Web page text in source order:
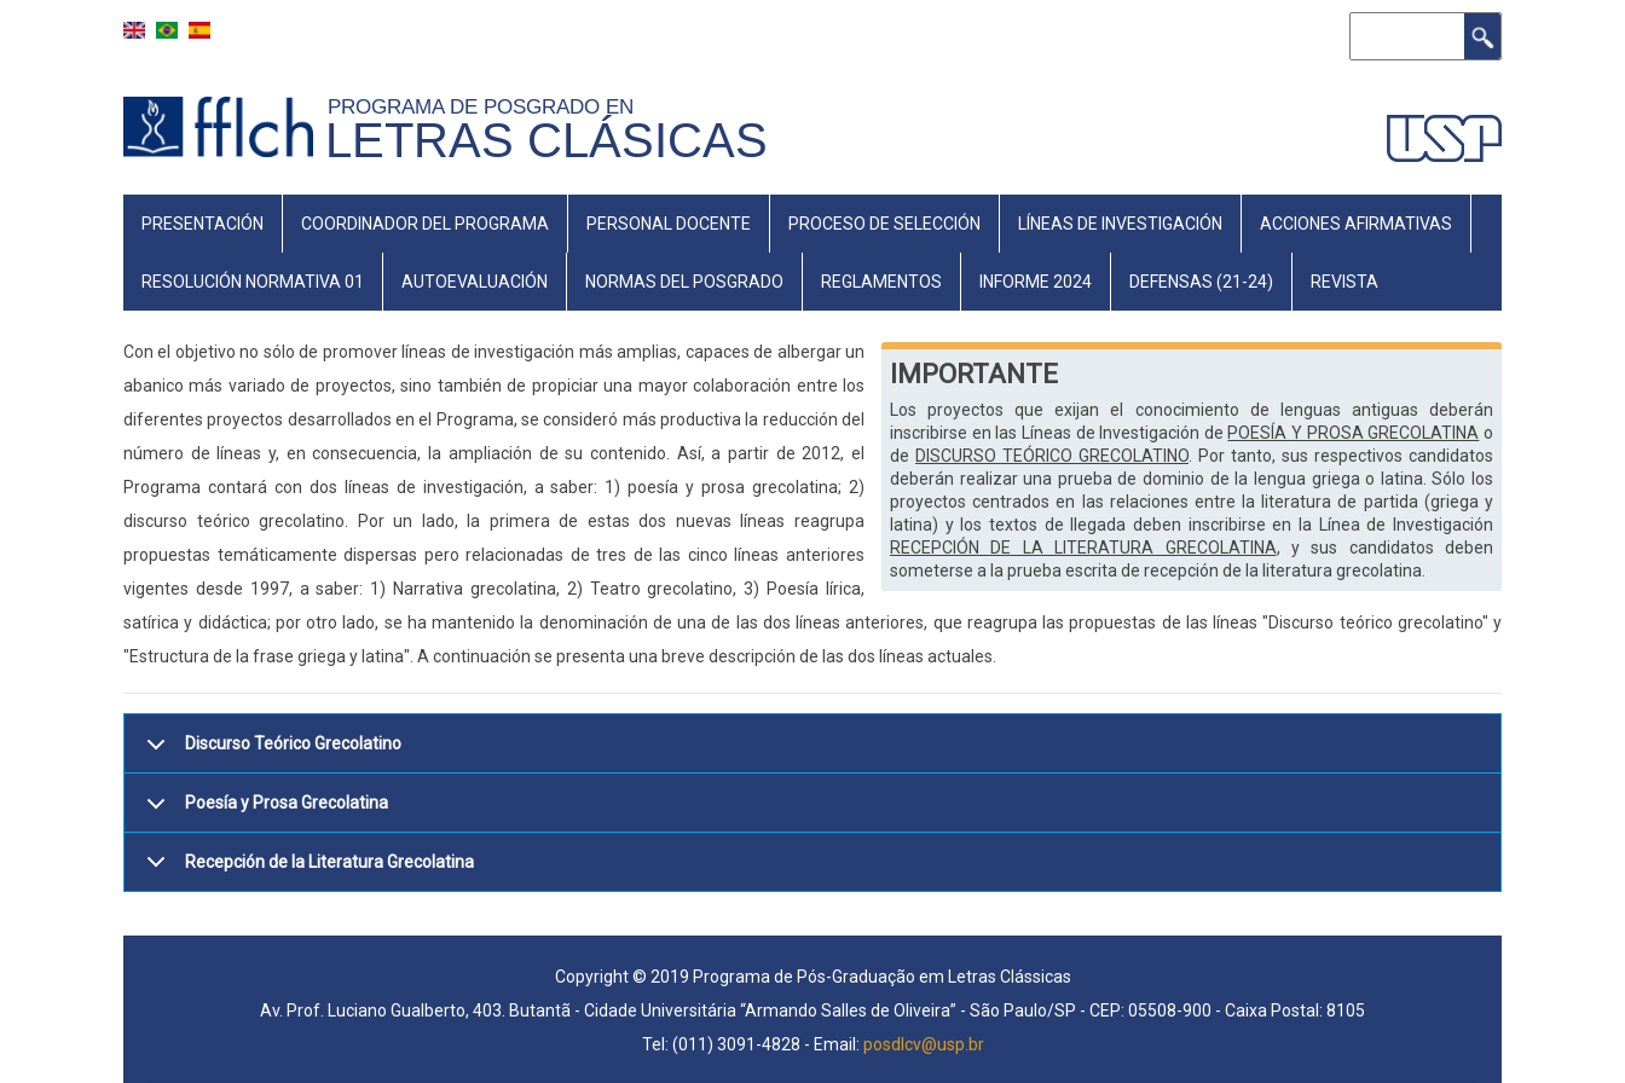
PROGRAMA DE POSGRADO EN
LETRAS CLÁSICAS
NAVEGAÇÃO
(ESPANHOL)
PRESENTACIÓN COORDINADOR DEL PROGRAMA PERSONAL DOCENTE PROCESO DE SELECCIÓN LÍNEAS DE INVESTIGACIÓN ACCIONES AFIRMATIVAS
RESOLUCIÓN NORMATIVA 01 AUTOEVALUACIÓN NORMAS DEL POSGRADO REGLAMENTOS INFORME 2024 DEFENSAS (21-24) REVISTA
IMPORTANTE
Los proyectos que exijan el conocimiento de lenguas antiguas deberán
inscribirse en las Líneas de Investigación dePOESÍA Y PROSA GRECOLATINA o
de DISCURSO TEÓRICO GRECOLATINO . Por tanto, sus respectivos candidatos
deberán realizar una prueba de dominio de la lengua griega o latina. Sólo los
proyectos centrados en las relaciones entre la literatura de partida (griega y
latina) y los textos de llegada deben inscribirse en la Línea de Investigación
RECEPCIÓN DE LA LITERATURA GRECOLATINA, y sus candidatos deben
someterse a la prueba escrita de recepción de la literatura grecolatina.
Con el objetivo no sólo de promover líneas de investigación más amplias, capaces de albergar un
abanico más variado de proyectos, sino también de propiciar una mayor colaboración entre los
diferentes proyectos desarrollados en el Programa, se consideró más productiva la reducción del
número de líneas y, en consecuencia, la ampliación de su contenido. Así, a partir de 2012, el
Programa contará con dos líneas de investigación, a saber: 1) poesía y prosa grecolatina; 2)
discurso teórico grecolatino. Por un lado, la primera de estas dos nuevas líneas reagrupa
propuestas temáticamente dispersas pero relacionadas de tres de las cinco líneas anteriores
vigentes desde 1997, a saber: 1) Narrativa grecolatina, 2) Teatro grecolatino, 3) Poesía lírica,
satírica y didáctica; por otro lado, se ha mantenido la denominación de una de las dos líneas anteriores, que reagrupa las propuestas de las líneas "Discurso teórico grecolatino" y
"Estructura de la frase griega y latina". A continuación se presenta una breve descripción de las dos líneas actuales.
Discurso Teórico Grecolatino
Poesía y Prosa Grecolatina
Recepción de la Literatura Grecolatina
Copyright © 2019 Programa de Pós-Graduação em Letras Clássicas
Av. Prof. Luciano Gualberto, 403. Butantã - Cidade Universitária “Armando Salles de Oliveira” - São Paulo/SP - CEP: 05508-900 - Caixa Postal: 8105
Tel: (011) 3091-4828 - Email: posdlcv@usp.br